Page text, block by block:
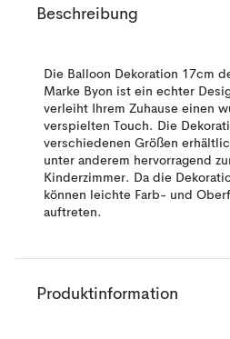
Beschreibung
Die Balloon Dekoration 17cm
Marke Byon ist ein echter
verleiht Ihrem Zuhause einen
verspielten Touch. Die
verschiedenen Größen
unter anderem hervorragend
Kinderzimmer. Da die
können leichte Farb- und
auftreten.
Produktinformation